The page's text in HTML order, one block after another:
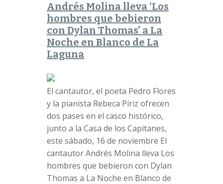
Andrés Molina lleva ‘Los
hombres que bebieron
con Dylan Thomas’ a La
Noche en Blanco de La
Laguna
El cantautor, el poeta Pedro Flores
y la pianista Rebeca Píriz ofrecen
dos pases en el casco histórico,
junto a la Casa de los Capitanes,
este sábado, 16 de noviembre El
cantautor Andrés Molina lleva Los
hombres que bebieron con Dylan
Thomas a La Noche en Blanco de